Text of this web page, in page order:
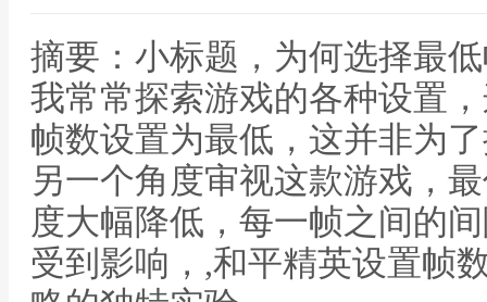
摘要：小标题，为何选择最
我常常探索游戏的各种设置
帧数设置为最低，这并非为
另一个角度审视这款游戏，
度大幅降低，每一帧之间的
受到影响，,和平精英设置帧